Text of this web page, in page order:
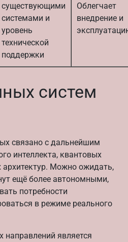
существующими
системами и
уровень
технической
поддержки
Облегчает
внедрение и
систем
связано с дальнейшим
интеллекта, квантовых
архитектур. Можно ожидать,
ещё более автономными,
потребности
в режиме реального
направлений является